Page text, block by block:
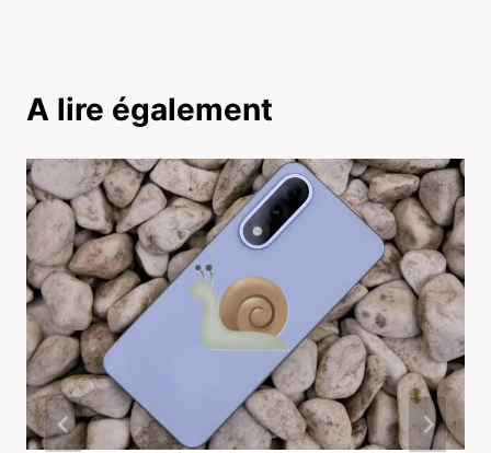
A lire également